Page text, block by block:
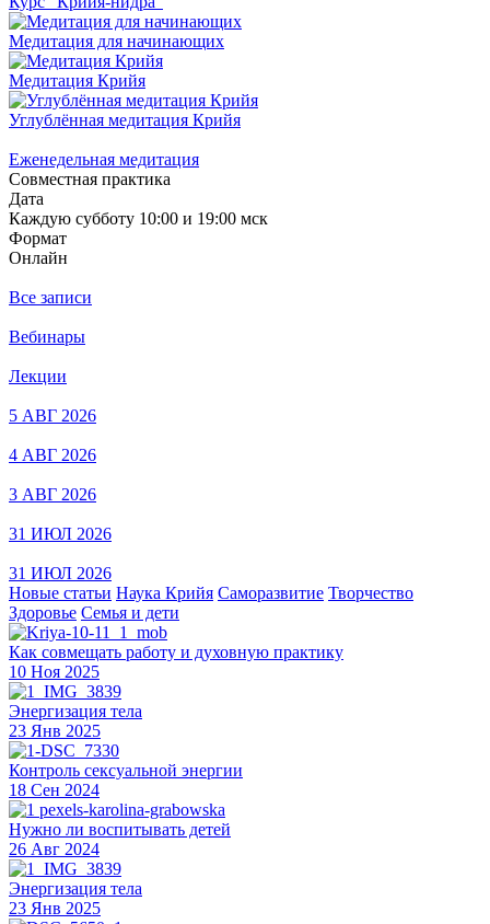
Медитация для начинающих
Медитация Крийя
Углублённая медитация Крийя
Еженедельная медитация
Совместная практика
Дата
Каждую субботу 10:00 и 19:00 мск
Формат
Онлайн
Все записи
Вебинары
Лекции
5 АВГ 2026
4 АВГ 2026
3 АВГ 2026
31 ИЮЛ 2026
31 ИЮЛ 2026
Новые статьи Наука Крийя Саморазвитие Творчество
Здоровье Семья и дети
Как совмещать работу и духовную практику
10 Ноя 2025
Энергизация тела
23 Янв 2025
Контроль сексуальной энергии
18 Сен 2024
Нужно ли воспитывать детей
26 Авг 2024
Энергизация тела
23 Янв 2025